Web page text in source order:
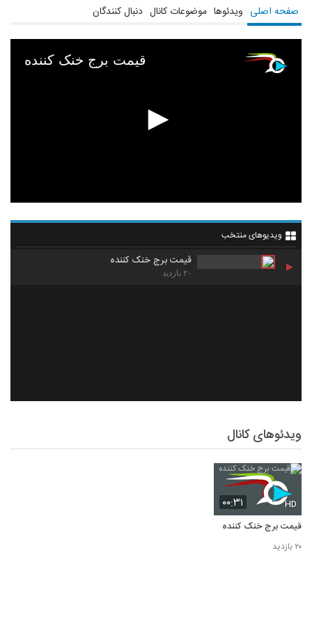
صفحه اصلی ویدئوها موضوعات کانال دنبال کنندگان
قیمت برج خنک کننده
ویدیوهای منتخب
قیمت برج خنک کننده
۲۰ بازدید
ویدئوهای کانال
۰۰:۳۱ HD
قیمت برج خنک کننده
۲۰ بازدید